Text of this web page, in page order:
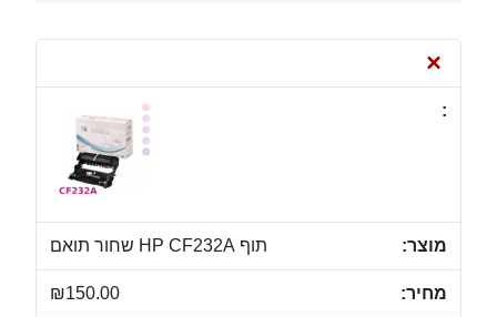
×
תוף ‏HP CF232A שחור תואם
₪150.00